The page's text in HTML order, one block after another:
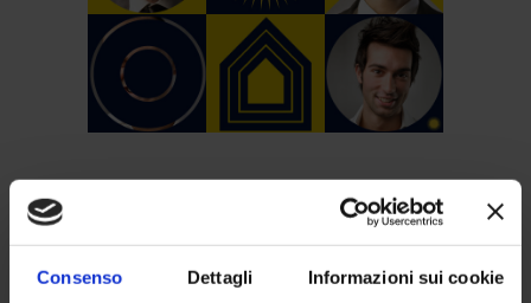
Consenso Dettagli Informazioni sui cookie
SUNIA informa